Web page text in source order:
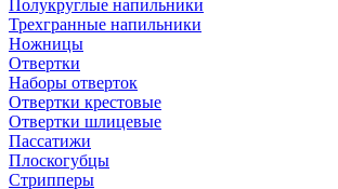
Полукруглые напильники
Трехгранные напильники
Ножницы
Отвертки
Наборы отверток
Отвертки крестовые
Отвертки шлицевые
Пассатижи
Плоскогубцы
Стрипперы